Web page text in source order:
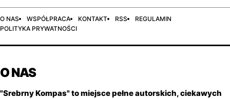
O NAS WSPÓŁPRACA KONTAKT RSS
REGULAMIN
POLITYKA PRYWATNOŚCI
O NAS
"Srebrny Kompas" to miejsce pełne autorskich, ciekawych